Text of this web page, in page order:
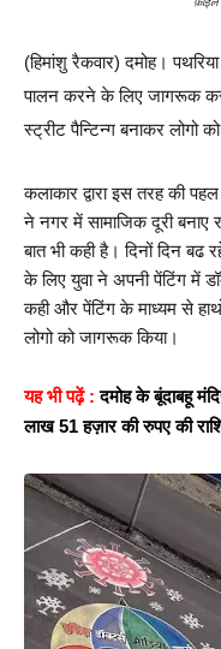
फ़ाइल
(हिमांशु रैकवार) दमोह।
पालन करने के लिए जागरूक
स्ट्रीट पैन्टिन्ग बनाकर लोगो
कलाकार द्वारा इस तरह की
ने नगर में सामाजिक दूरी
बात भी कही है। दिनों दिन
के लिए युवा ने अपनी पेंटिंग में
कही और पेंटिंग के माध्यम से
लोगो को जागरूक किया।
यह भी पढ़ें : दमोह के बूंदाबहू
लाख 51 हज़ार की रुपए की